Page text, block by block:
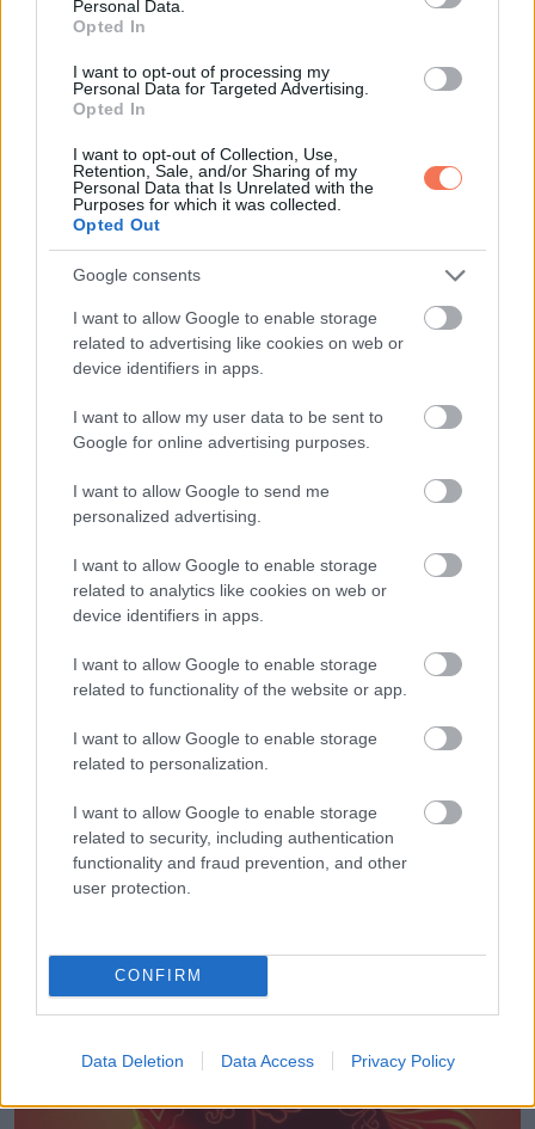
Personal Data.
Opted In
I want to opt-out of processing my
Personal Data for Targeted Advertising.
Opted In
I want to opt-out of Collection, Use,
Retention, Sale, and/or Sharing of my
Personal Data that Is Unrelated with the
Purposes for which it was collected.
Opted Out
Google consents
I want to allow Google to enable storage
related to advertising like cookies on web or
device identifiers in apps.
I want to allow my user data to be sent to
Google for online advertising purposes.
I want to allow Google to send me
personalized advertising.
I want to allow Google to enable storage
related to analytics like cookies on web or
device identifiers in apps.
I want to allow Google to enable storage
related to functionality of the website or app.
I want to allow Google to enable storage
related to personalization.
I want to allow Google to enable storage
related to security, including authentication
functionality and fraud prevention, and other
user protection.
CONFIRM
Data Deletion Data Access Privacy Policy
EZOTÉRIA
2026 MÁRCIUS végén 6 csillagjegy
milliomossá válik, ők azok
15 MINUTES READ
ÉLETMÓD EZOTÉRIA
3 csillagjegy-pár, akiket egymásnak
szánt a sors – a szerelmük a
csillagokban íródott!
2 MINUTES READ